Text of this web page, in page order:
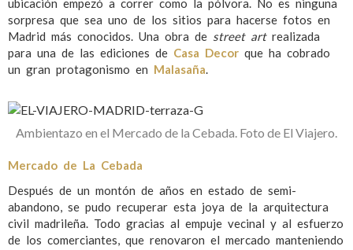
ubicación empezó a correr como la pólvora. No es ninguna
sorpresa que sea uno de los sitios para hacerse fotos en
Madrid más conocidos. Una obra de street artrealizada
para una de las ediciones de Casa Decor que ha cobrado
un gran protagonismo en Malasaña.
Ambientazo en el Mercado de la Cebada. Foto de El Viajero.
Mercado de La Cebada
Después de un montón de años en estado de semi-
abandono, se pudo recuperar esta joya de la arquitectura
civil madrileña. Todo gracias al empuje vecinal y al esfuerzo
de los comerciantes, que renovaron el mercado manteniendo